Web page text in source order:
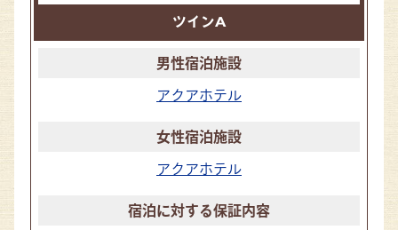
ツインA
アクアホテル
アクアホテル